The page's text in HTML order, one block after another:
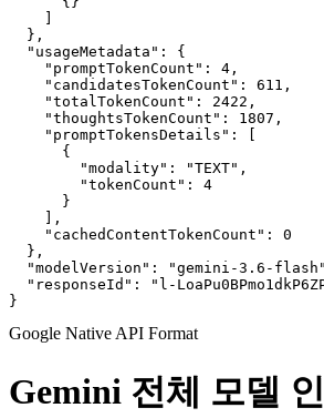
  },
  "usageMetadata": {
    "promptTokenCount": 4,
    "candidatesTokenCount": 611,
    "totalTokenCount": 2422,
    "thoughtsTokenCount": 1807,
    "promptTokensDetails": [
      {
        "modality": "TEXT",
        "tokenCount": 4
      }
    ],
    "cachedContentTokenCount": 0
  },
"modelVersion": "gemini-3.6-
"responseId": "l-
}
Google Native API Format
Gemini 전체 모델